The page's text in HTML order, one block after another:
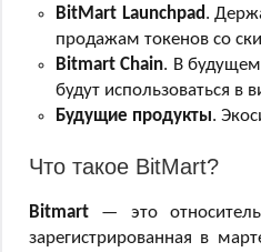
BitMart Launchpad.
продажам токенов со
Bitmart Chain. В
будут использоваться в
Будущие продукты.
Что такое BitMart?
Bitmart — это
зарегистрированная в